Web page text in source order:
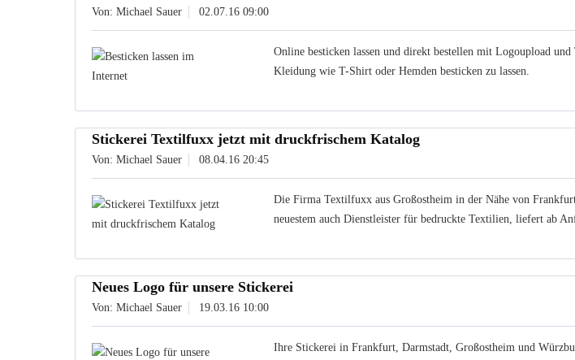
Von: Michael Sauer 02.07.16 09:00
Online besticken lassen und direkt bestellen mit Logoupload
Kleidung wie T-Shirt oder Hemden besticken zu lassen.
Stickerei Textilfuxx jetzt mit druckfrischem Katalog
Von: Michael Sauer 08.04.16 20:45
Die Firma Textilfuxx aus Großostheim in der Nähe von
neuestem auch Dienstleister für bedruckte Textilien, liefert ab
Neues Logo für unsere Stickerei
Von: Michael Sauer 19.03.16 10:00
Ihre Stickerei in Frankfurt, Darmstadt, Großostheim und